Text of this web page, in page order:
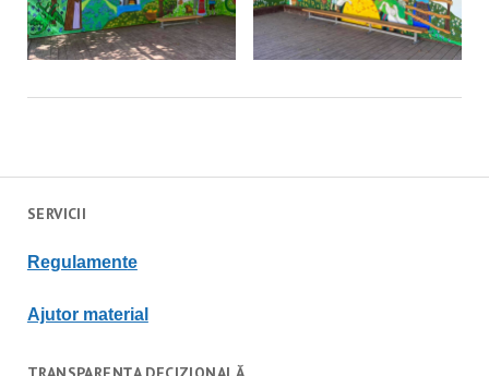
SERVICII
Regulamente
Ajutor material